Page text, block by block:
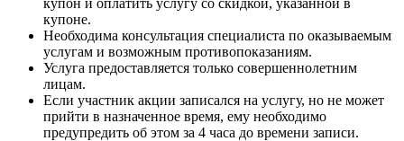
купоне.
Необходима консультация специалиста по оказываемым
услугам и возможным противопоказаниям.
Услуга предоставляется только совершеннолетним
лицам.
Если участник акции записался на услугу, но не может
прийти в назначенное время, ему необходимо
предупредить об этом за 4 часа до времени записи.